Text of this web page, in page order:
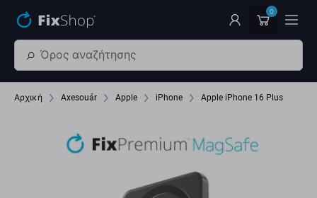
0
Αρχική Axesouár Apple iPhone Apple iPhone 16 Plus